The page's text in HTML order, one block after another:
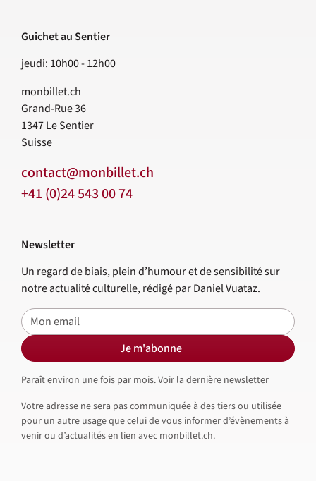
Guichet au Sentier
jeudi: 10h00 - 12h00
monbillet.ch
Grand-Rue 36
1347Le Sentier
Suisse
contact@monbillet.ch
+41 (0)24 543 00 74
Newsletter
Un regard de biais, plein d’humour et de sensibilité sur
notre actualité culturelle, rédigé parDaniel Vuataz.
E-mail
Je m'abonne
Paraît environ une fois par mois.Voir la dernière newsletter
Votre adresse ne sera pas communiquée à des tiers ou utilisée
pour un autre usage que celui de vous informer d’évènements à
venir ou d’actualités en lien avec monbillet.ch.